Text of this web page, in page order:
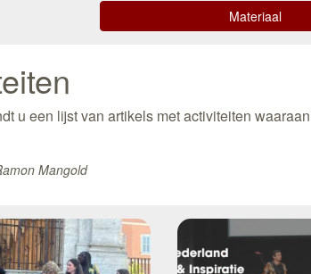
Materiaal
u een lijst van artikels met activiteiten
Mangold